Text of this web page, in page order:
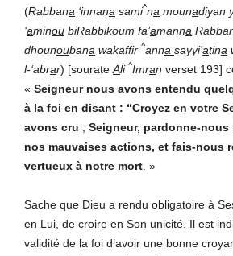
(Rabbana ‘innana sami^na mounadiyan
‘aminou biRabbikoum fa’amanna
dhounoubana wakaffir ^anna sayyi’atina
l-‘abrar) [sourate Ali ^Imran verset 193]
« Seigneur nous avons entendu
à la foi en disant : “Croyez en votre
avons cru ; Seigneur, pardonne-
nos mauvaises actions, et fais-nous
vertueux à notre mort . »
Sache que Dieu a rendu obligatoire à
en Lui, de croire en Son unicité. Il est
validité de la foi d’avoir une bonne